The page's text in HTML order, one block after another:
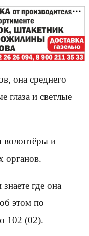
она среднего
глаза и светлые
волонтёры и
органов.
где она
этом по
102 (02).